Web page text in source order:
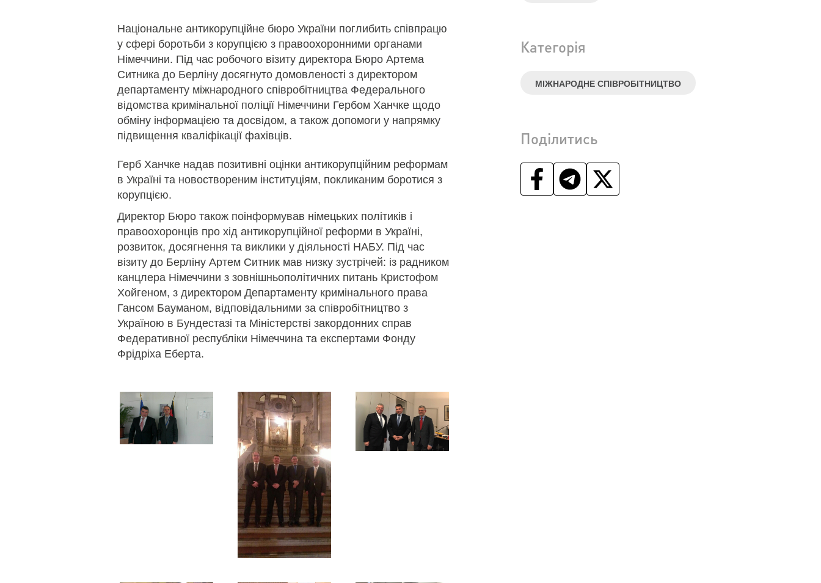
Категорія
МІЖНАРОДНЕ СПІВРОБІТНИЦТВО
Поділитись
Національне антикорупційне бюро України поглибить співпрацю
у сфері боротьби з корупцією з правоохоронними органами
Німеччини. Під час робочого візиту директора Бюро Артема
Ситника до Берліну досягнуто домовленості з директором
департаменту міжнародного співробітництва Федерального
відомства кримінальної поліції Німеччини Гербом Ханчке щодо
обміну інформацією та досвідом, а також допомоги у напрямку
підвищення кваліфікації фахівців.
Герб Ханчке надав позитивні оцінки антикорупційним реформам
в Україні та новоствореним інституціям, покликаним боротися з
корупцією.
Директор Бюро також поінформував німецьких політиків і
правоохоронців про хід антикорупційної реформи в Україні,
розвиток, досягнення та виклики у діяльності НАБУ. Під час
візиту до Берліну Артем Ситник мав низку зустрічей: із радником
канцлера Німеччини з зовнішньополітичних питань Кристофом
Хойгеном, з директором Департаменту кримінального права
Гансом Бауманом, відповідальними за співробітництво з
Україною в Бундестазі та Міністерстві закордонних справ
Федеративної республіки Німеччина та експертами Фонду
Фрідріха Еберта.